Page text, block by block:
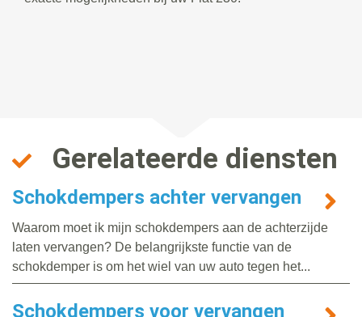
Gerelateerde diensten
Schokdempers achter vervangen
Waarom moet ik mijn schokdempers aan de achterzijde
laten vervangen? De belangrijkste functie van de
schokdemper is om het wiel van uw auto tegen het...
Schokdempers voor vervangen